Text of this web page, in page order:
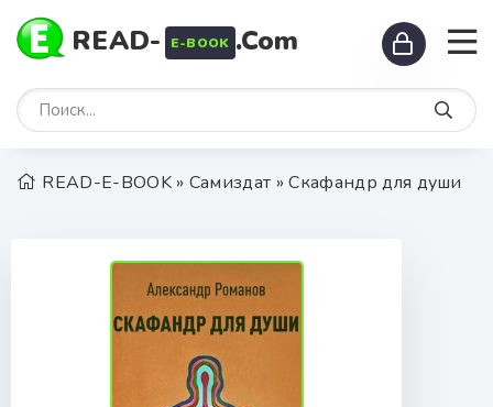
READ- E-BOOK .Com
READ-E-BOOK» Самиздат » Скафандр для души